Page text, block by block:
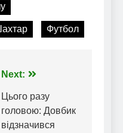
Футбол
Next:
Цього разу
головою: Довбик
відзначився